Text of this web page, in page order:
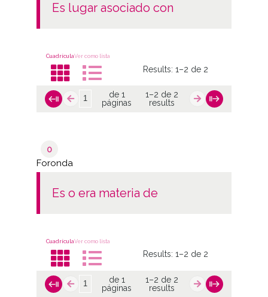
es lugar asociado con
CuadrículaVer como lista
Results:1–2 de 2
de 1
páginas
1–2 de 2
results
0
Foronda
es o era materia de
CuadrículaVer como lista
Results:1–2 de 2
de 1
páginas
1–2 de 2
results